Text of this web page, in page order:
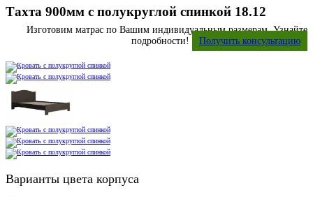
Тахта 900мм с полукруглой спинкой 18.12
Изготовим матрас по Вашим индивидуальным размерам. Узнайте
подробности!
Получить консультацию
Варианты цвета корпуса